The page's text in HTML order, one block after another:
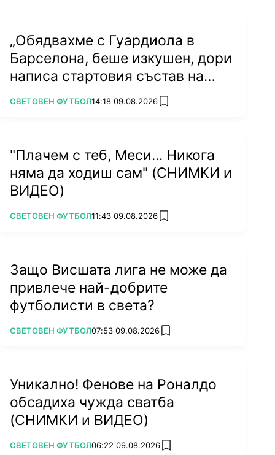
„Обядвахме с Гуардиола в
Барселона, беше изкушен, дори
написа стартовия състав на
лист хартия...“
ПОВЕЧЕ ОТ
СВЕТОВЕН ФУТБОЛ14:18 09.08.2026 add favorites
"Плачем с теб, Меси... Никога
няма да ходиш сам" (СНИМКИ и
ВИДЕО)
ПОВЕЧЕ ОТ
СВЕТОВЕН ФУТБОЛ11:43 09.08.2026 add favorites
Защо Висшата лига не може да
привлече най-добрите
футболисти в света?
ПОВЕЧЕ ОТ
СВЕТОВЕН ФУТБОЛ07:53 09.08.2026 add favorites
Уникално! Фенове на Роналдо
обсадиха чужда сватба
(СНИМКИ и ВИДЕО)
ПОВЕЧЕ ОТ
СВЕТОВЕН ФУТБОЛ06:22 09.08.2026 add favorites